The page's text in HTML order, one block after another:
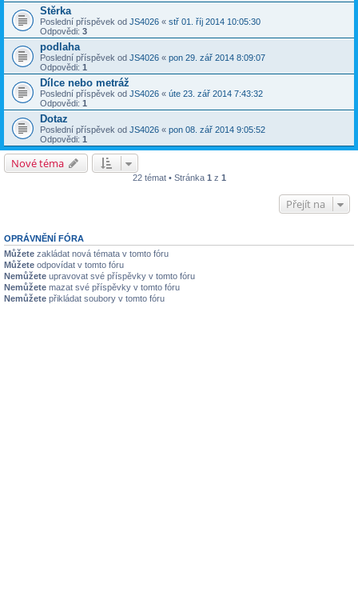
Stěrka
Poslední příspěvek od JS4026 « stř 01. říj 2014 10:05:30
Odpovědi: 3
podlaha
Poslední příspěvek od JS4026 « pon 29. zář 2014 8:09:07
Odpovědi: 1
Dílce nebo metráž
Poslední příspěvek od JS4026 « úte 23. zář 2014 7:43:32
Odpovědi: 1
Dotaz
Poslední příspěvek od JS4026 « pon 08. zář 2014 9:05:52
Odpovědi: 1
Nové téma
22 témat • Stránka 1 z 1
Přejít na
OPRÁVNĚNÍ FÓRA
Můžete zakládat nová témata v tomto fóru
Můžete odpovídat v tomto fóru
Nemůžete upravovat své příspěvky v tomto fóru
Nemůžete mazat své příspěvky v tomto fóru
Nemůžete přikládat soubory v tomto fóru